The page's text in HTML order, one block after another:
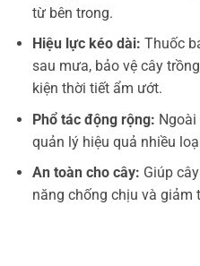
từ bên trong.
Hiệu lực kéo dài: Thuốc
sau mưa, bảo vệ cây
kiện thời tiết ẩm ướt.
Phổ tác động rộng:
quản lý hiệu quả nhiều
An toàn cho cây: Giúp
năng chống chịu và giảm